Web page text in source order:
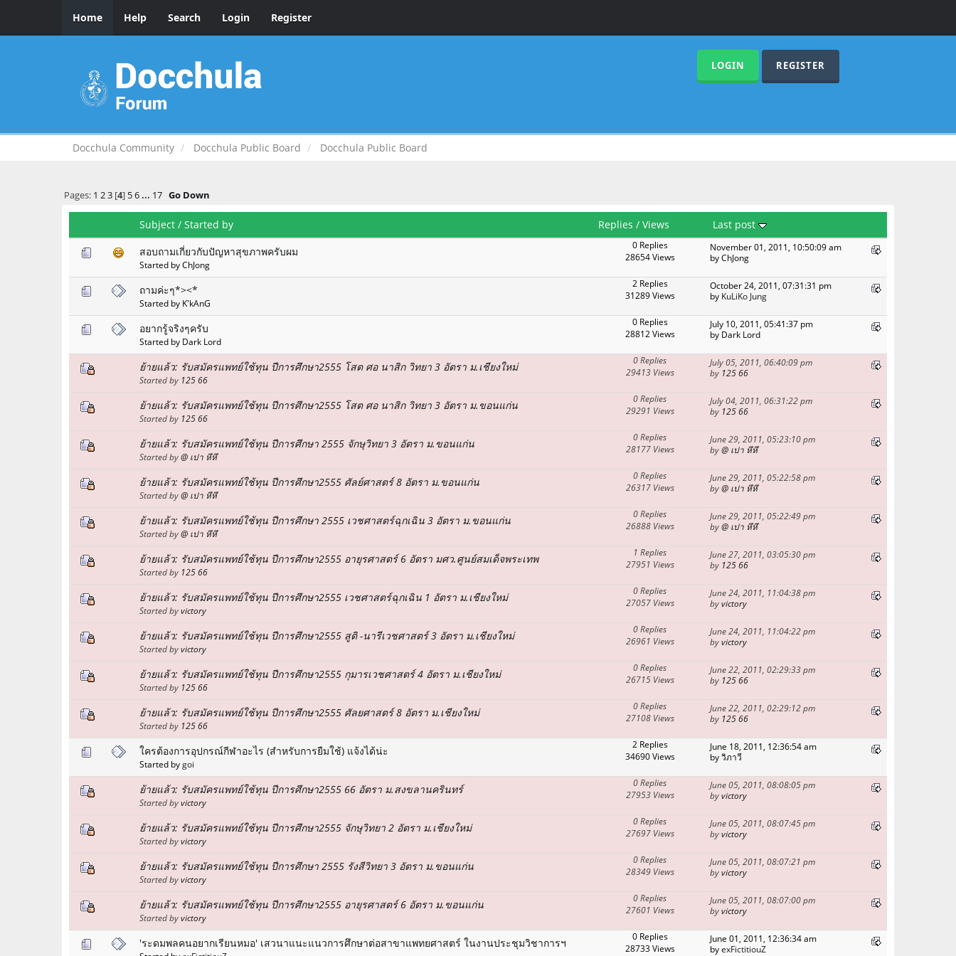
Home Help Search Login Register
LOGIN REGISTER
Docchula Community Docchula Public Board Docchula Public Board
Pages: 1 2 3[4] 5 6 ... 17 Go Down
Subject / Started by Replies / Views
Last post
สอบถามเกี่ยวกับปัญหาสุขภาพครับผม
Started by ChJong
0 Replies
28654 Views
November 01, 2011, 10:50:09 am
by ChJong
ถามค่ะๆ*><*
Started by K'kAnG
2 Replies
31289 Views
October 24, 2011, 07:31:31 pm
by KuLiKo Jung
อยากรู้จริงๆครับ
Started by Dark Lord
0 Replies
28812 Views
July 10, 2011, 05:41:37 pm
by Dark Lord
ย้ายแล้ว: รับสมัครแพทย์ใช้ทุน ปีการศึกษา2555 โสต ศอ นาสิก วิทยา 3 อัตรา ม.เชียงใหม่
Started by 125 66
0 Replies
29413 Views
July 05, 2011, 06:40:09 pm
by 125 66
ย้ายแล้ว: รับสมัครแพทย์ใช้ทุน ปีการศึกษา2555 โสต ศอ นาสิก วิทยา 3 อัตรา ม.ขอนแก่น
Started by 125 66
0 Replies
29291 Views
July 04, 2011, 06:31:22 pm
by 125 66
ย้ายแล้ว: รับสมัครแพทย์ใช้ทุน ปีการศึกษา 2555 จักษุวิทยา 3 อัตรา ม.ขอนแก่น
Started by@ เปา หึหึ
0 Replies
28177 Views
June 29, 2011, 05:23:10 pm
by@ เปา หึหึ
ย้ายแล้ว: รับสมัครแพทย์ใช้ทุน ปีการศึกษา2555 ศัลย์ศาสตร์ 8 อัตรา ม.ขอนแก่น
Started by@ เปา หึหึ
0 Replies
26317 Views
June 29, 2011, 05:22:58 pm
by@ เปา หึหึ
ย้ายแล้ว: รับสมัครแพทย์ใช้ทุน ปีการศึกษา 2555 เวชศาสตร์ฉุกเฉิน 3 อัตรา ม.ขอนแก่น
Started by@ เปา หึหึ
0 Replies
26888 Views
June 29, 2011, 05:22:49 pm
by@ เปา หึหึ
ย้ายแล้ว: รับสมัครแพทย์ใช้ทุน ปีการศึกษา2555 อายุรศาสตร์ 6 อัตรา มศว.ศูนย์สมเด็จพระเทพ
Started by 125 66
1 Replies
27951 Views
June 27, 2011, 03:05:30 pm
by 125 66
ย้ายแล้ว: รับสมัครแพทย์ใช้ทุน ปีการศึกษา2555 เวชศาสตร์ฉุกเฉิน 1 อัตรา ม.เชียงใหม่
Started byvictory
0 Replies
27057 Views
June 24, 2011, 11:04:38 pm
byvictory
ย้ายแล้ว: รับสมัครแพทย์ใช้ทุน ปีการศึกษา2555 สูติ -นารีเวชศาสตร์ 3 อัตรา ม.เชียงใหม่
Started byvictory
0 Replies
26961 Views
June 24, 2011, 11:04:22 pm
byvictory
ย้ายแล้ว: รับสมัครแพทย์ใช้ทุน ปีการศึกษา2555 กุมารเวชศาสตร์ 4 อัตรา ม.เชียงใหม่
Started by 125 66
0 Replies
26715 Views
June 22, 2011, 02:29:33 pm
by 125 66
ย้ายแล้ว: รับสมัครแพทย์ใช้ทุน ปีการศึกษา2555 ศัลยศาสตร์ 8 อัตรา ม.เชียงใหม่
Started by 125 66
0 Replies
27108 Views
June 22, 2011, 02:29:12 pm
by 125 66
ใครต้องการอุปกรณ์กีฬาอะไร (สำหรับการยืมใช้) แจ้งได้น่ะ
Started bygoi
2 Replies
34690 Views
June 18, 2011, 12:36:54 am
by วิภาวี
ย้ายแล้ว: รับสมัครแพทย์ใช้ทุน ปีการศึกษา2555 66 อัตรา ม.สงขลานครินทร์
Started byvictory
0 Replies
27953 Views
June 05, 2011, 08:08:05 pm
byvictory
ย้ายแล้ว: รับสมัครแพทย์ใช้ทุน ปีการศึกษา2555 จักษุวิทยา 2 อัตรา ม.เชียงใหม่
Started byvictory
0 Replies
27697 Views
June 05, 2011, 08:07:45 pm
byvictory
ย้ายแล้ว: รับสมัครแพทย์ใช้ทุน ปีการศึกษา 2555 รังสีวิทยา 3 อัตรา ม.ขอนแก่น
Started byvictory
0 Replies
28349 Views
June 05, 2011, 08:07:21 pm
byvictory
ย้ายแล้ว: รับสมัครแพทย์ใช้ทุน ปีการศึกษา2555 อายุรศาสตร์ 6 อัตรา ม.ขอนแก่น
Started byvictory
0 Replies
27601 Views
June 05, 2011, 08:07:00 pm
byvictory
'ระดมพลคนอยากเรียนหมอ' เสวนาแนะแนวการศึกษาต่อสาขาแพทยศาสตร์ ในงานประชุมวิชาการฯ
0 Replies
28733 Views
June 01, 2011, 12:36:34 am
byexFictitiouZ